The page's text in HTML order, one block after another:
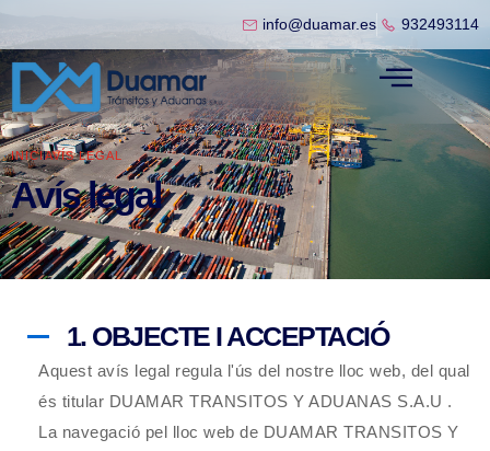
info@duamar.es 932493114
INICIAVÍS LEGAL
Avís legal
1. OBJECTE I ACCEPTACIÓ
Aquest avís legal regula l'ús del nostre lloc web, del qual
és titular DUAMAR TRANSITOS Y ADUANAS S.A.U .
La navegació pel lloc web de DUAMAR TRANSITOS Y